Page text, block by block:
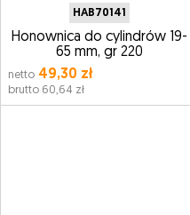
HAB70141
Honownica do cylindrów 19-
65 mm, gr 220
netto 49,30 zł
brutto 60,64 zł